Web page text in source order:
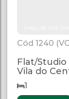
1240
Flat/
Vila do
1